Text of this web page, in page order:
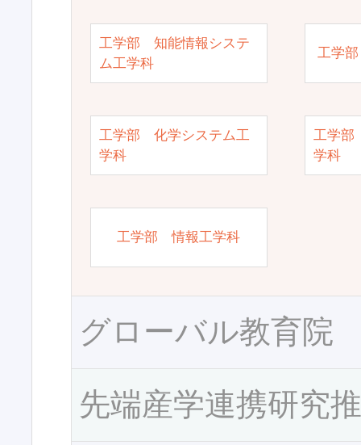
工学部 知能情報システ
ム工学科
工学
工学部 化学システム工
学科
工学部
学科
工学部 情報工学科
グローバル教育院
先端産学連携研究